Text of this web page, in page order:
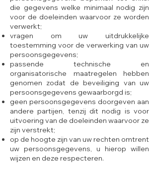
die gegevens welke minimaal nodig zijn
voor de doeleinden waarvoor ze worden
verwerkt;
vragen om uw uitdrukkelijke
toestemming voor de verwerking van uw
persoonsgegevens;
passende technische en
organisatorische maatregelen hebben
genomen zodat de beveiliging van uw
persoonsgegevens gewaarborgd is;
geen persoonsgegevens doorgeven aan
andere partijen, tenzij dit nodig is voor
uitvoering van de doeleinden waarvoor ze
zijn verstrekt;
op de hoogte zijn van uw rechten omtrent
uw persoonsgegevens, u hierop willen
wijzen en deze respecteren.